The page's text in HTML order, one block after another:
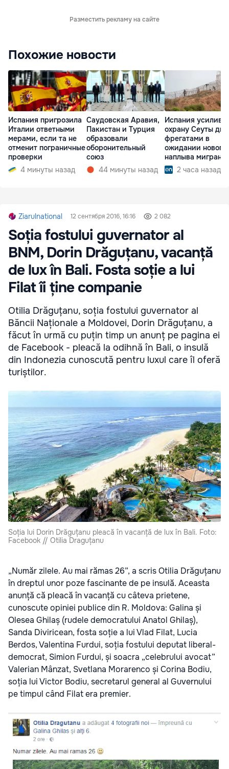
Разместить рекламу на сайте
Похожие новости
Испания пригрозила
Италии ответными
мерами, если та не
отменит пограничные
проверки
4 минуты назад
Саудовская Аравия,
Пакистан и Турция
образовали
оборонительный
союз
44 минуты назад
Испания
охрану Сеуты
фрегатами в
ожидании нового
наплыва
2 часа назад
Ziarulnational 12 сентября 2016, 16:16 2 082
Soția fostului guvernator al
BNM, Dorin Drăguțanu, vacanță
de lux în Bali. Fosta soție a lui
Filat îi ține companie
Otilia Drăguțanu, soția fostului guvernator al
Băncii Naționale a Moldovei, Dorin Drăguțanu, a
făcut în urmă cu puțin timp un anunț pe pagina ei
de Facebook - pleacă la odihnă în Bali, o insulă
din Indonezia cunoscută pentru luxul care îl oferă
turiștilor.
Soția lui Dorin Drăguțanu pleacă în vacanță de lux în Bali. Foto:
Facebook // Otilia Draguțanu
„Număr zilele. Au mai rămas 26”, a scris Otilia Drăguțanu
în dreptul unor poze fascinante de pe insulă. Aceasta
anunță că pleacă în vacanță cu câteva prietene,
cunoscute opiniei publice din R. Moldova: Galina și
Olesea Ghilaș (rudele democratului Anatol Ghilaș),
Sanda Diviricean, fosta soție a lui Vlad Filat, Lucia
Berdos, Valentina Furdui, soția fostului deputat liberal-
democrat, Simion Furdui, și soacra „celebrului avocat”
Valerian Mânzat, Svetlana Morarenco și Corina Bodiu,
soția lui Victor Bodiu, secretarul general al Guvernului
pe timpul când Filat era premier.